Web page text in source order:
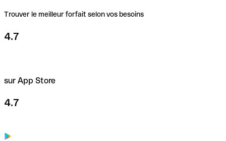
Trouver le meilleur forfait selon vos besoins
4.7
sur App Store
4.7